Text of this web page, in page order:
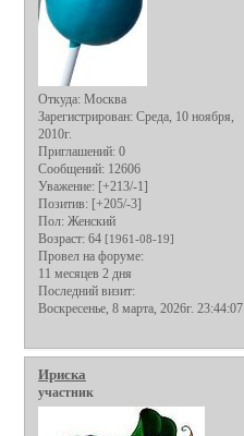
Откуда: Москва
Зарегистрирован: Среда, 10 ноября,
2010г.
Приглашений: 0
Сообщений: 12606
Уважение: [+213/-1]
Позитив: [+205/-3]
Пол: Женский
Возраст: 64 [1961-08-19]
Провел на форуме:
11 месяцев 2 дня
Последний визит:
Воскресенье, 8 марта, 2026г. 23:44:07
Ириска
участник